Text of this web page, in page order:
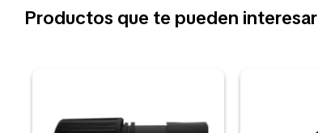
Productos que te pueden interesar